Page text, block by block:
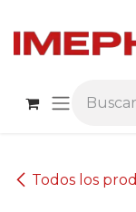
Todos los